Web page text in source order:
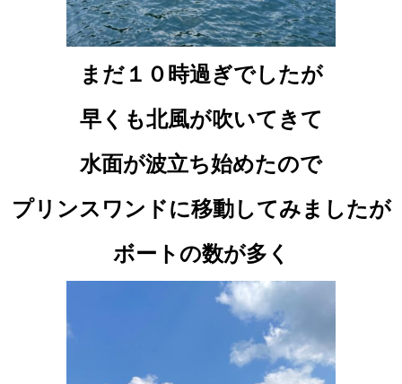
まだ１０時過ぎでしたが
早くも北風が吹いてきて
水面が波立ち始めたので
プリンスワンドに移動してみましたが
ボートの数が多く